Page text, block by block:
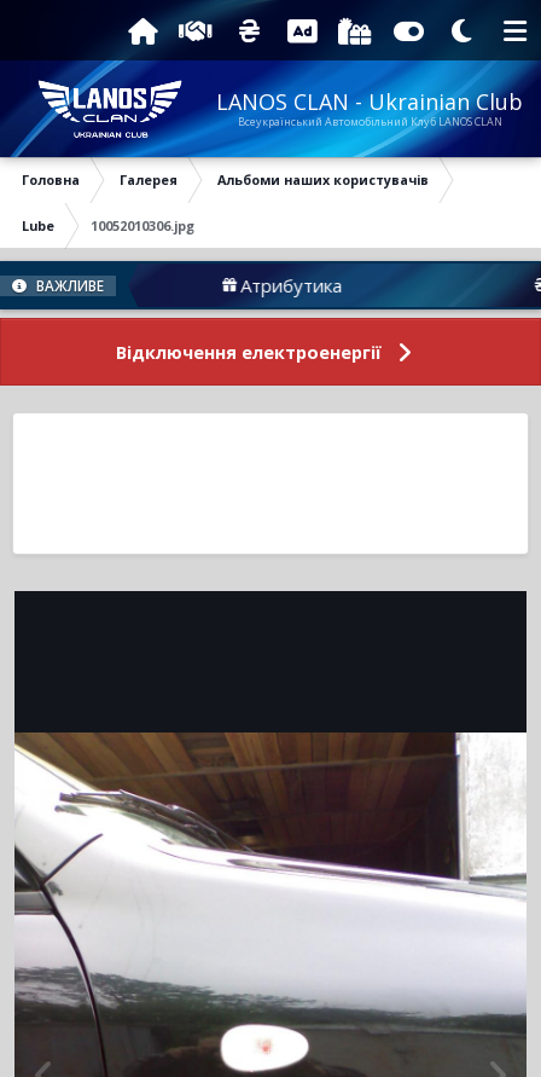
LANOS CLAN - Ukrainian Club
Всеукраїнський Автомобільний Клуб LANOS CLAN
Головна Галерея Альбоми наших користувачів
Lube 10052010306.jpg
ВАЖЛИВЕ Атрибутика
Відключення електроенергії